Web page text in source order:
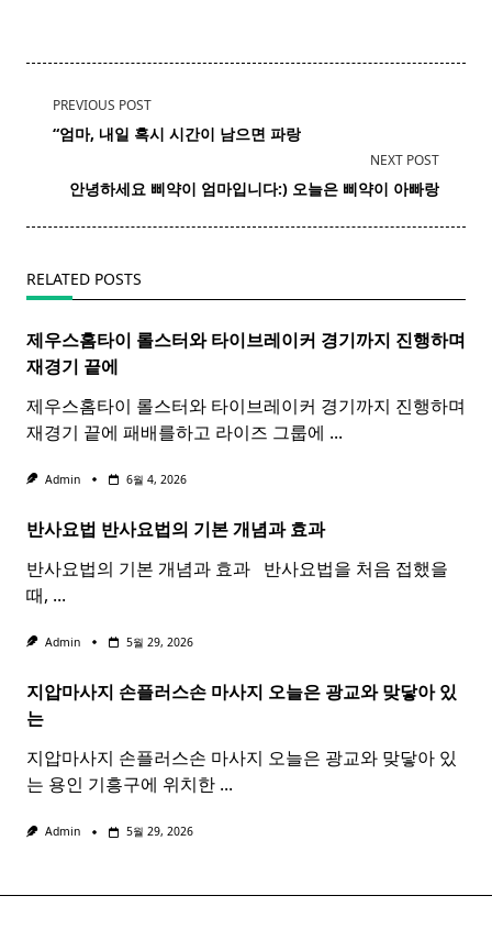
<span
class="nav-
screen-
text">Page</span>
PREVIOUS POST
“엄마, 내일 혹시 시간이 남으면 파랑
NEXT POST
안녕하세요 삐약이 엄마입니다:) 오늘은 삐약이 아빠랑
RELATED POSTS
제우스홈타이 롤스터와타이브레이커 경기까지 진행하며
재경기 끝에
제우스홈타이 롤스터와 타이브레이커 경기까지 진행하며
재경기 끝에 패배를하고 라이즈 그룹에 ...
Admin 6월 4, 2026
반사요법 반사요법의 기본 개념과 효과 ​ ​
반사요법의 기본 개념과 효과 ​ ​ 반사요법을 처음 접했을
때, ...
Admin 5월 29, 2026
지압마사지 손플러스손 마사지 오늘은 광교와 맞닿아 있
는
지압마사지 손플러스손 마사지 오늘은 광교와 맞닿아 있
는 용인 기흥구에 위치한 ...
Admin 5월 29, 2026